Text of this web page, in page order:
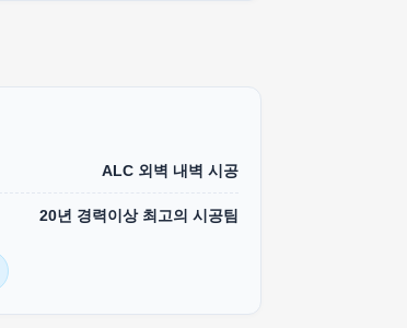
ALC 외벽 내벽 시공
20년 경력이상 최고의 시공팀